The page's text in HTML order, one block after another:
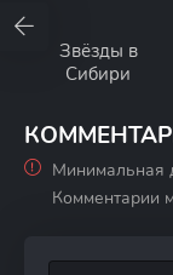
Звёзды в
Сибири
Минимальная
Комментарии